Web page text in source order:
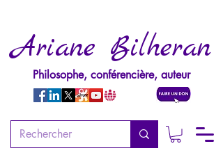
Ariane Bilheran
Philosophe, conférencière, auteur